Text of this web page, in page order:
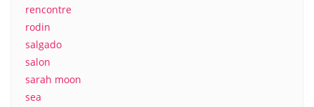
rencontre
rodin
salgado
salon
sarah moon
sea